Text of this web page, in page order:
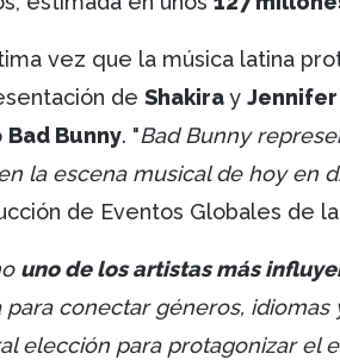
vez que la música latina
de Shakiray Jennifer
Bad Bunny. "Bad Bunny
la escena musical de hoy en
de Eventos Globales de
uno de los artistas más
para conectar géneros,
elección para protagonizar el